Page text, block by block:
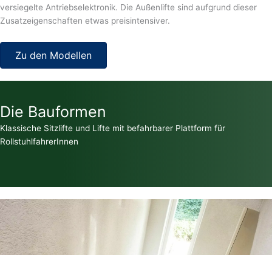
versiegelte Antriebselektronik. Die Außenlifte sind aufgrund dieser
Zusatzeigenschaften etwas preisintensiver.
Zu den Modellen
Die Bauformen
Klassische Sitzlifte und Lifte mit befahrbarer Plattform für
RollstuhlfahrerInnen